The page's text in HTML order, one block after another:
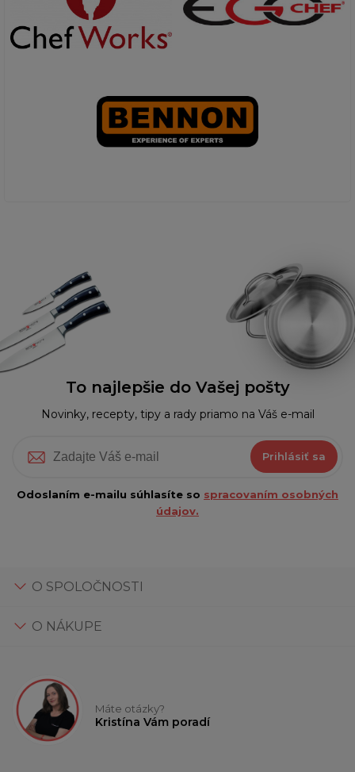
To najlepšie do Vašej pošty
Novinky, recepty, tipy a rady priamo na Váš e-mail
Prihlásiť sa
Odoslaním e-mailu súhlasíte so spracovaním osobných
údajov.
O SPOLOČNOSTI
O NÁKUPE
Máte otázky?
Kristína Vám poradí